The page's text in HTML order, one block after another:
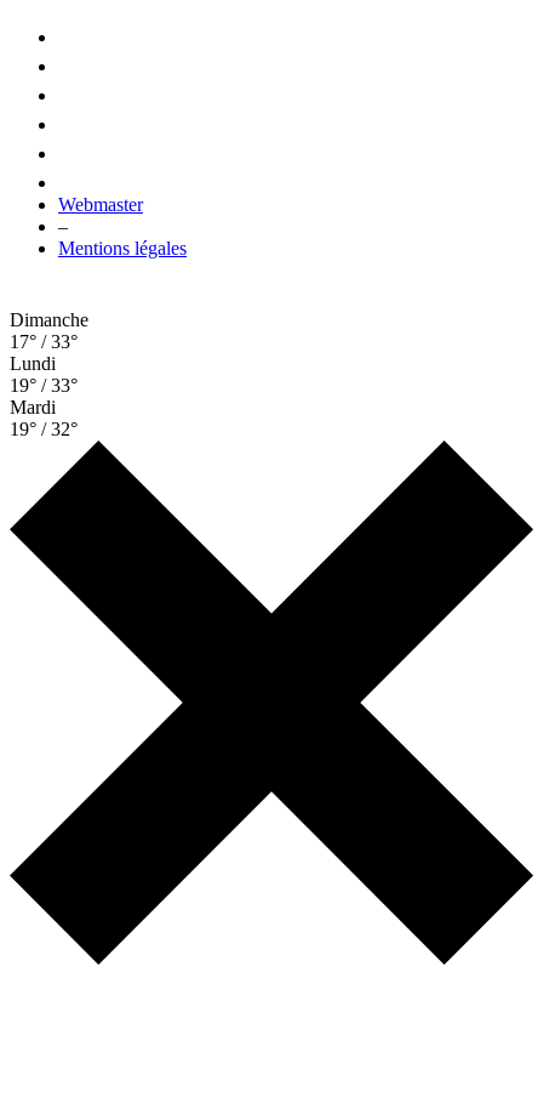
Webmaster
–
Mentions légales
Dimanche
17° / 33°
Lundi
19° / 33°
Mardi
19° / 32°